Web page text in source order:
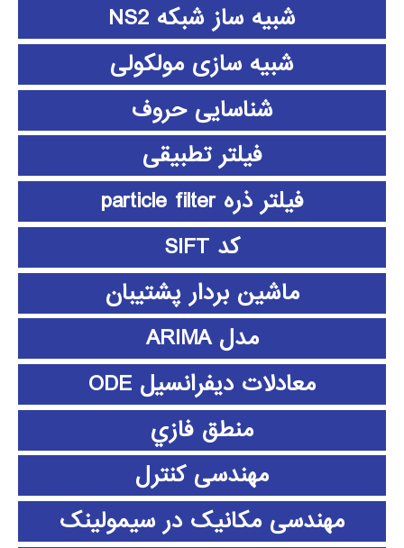
شبیه ساز شبکه NS2
شبیه سازی مولکولی
شناسایی حروف
فیلتر تطبیقی
فیلتر ذره particle filter
کد SIFT
ماشین بردار پشتیبان
مدل ARIMA
معادلات دیفرانسیل ODE
منطق فازي
مهندسی کنترل
مهندسی مکانیک در سیمولینک